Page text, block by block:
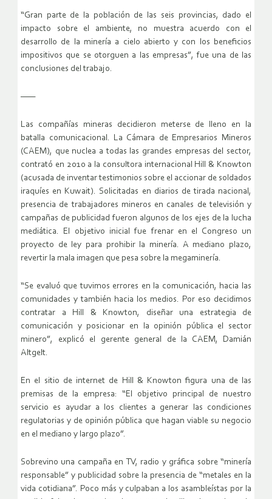
“Gran parte de la población de las seis provincias, dado el
impacto sobre el ambiente, no muestra acuerdo con el
desarrollo de la minería a cielo abierto y con los beneficios
impositivos que se otorguen a las empresas”, fue una de las
conclusiones del trabajo.
——
Las compañías mineras decidieron meterse de lleno en la
batalla comunicacional. La Cámara de Empresarios Mineros
(CAEM), que nuclea a todas las grandes empresas del sector,
contrató en 2010 a la consultora internacional Hill & Knowton
(acusada de inventar testimonios sobre el accionar de soldados
iraquíes en Kuwait). Solicitadas en diarios de tirada nacional,
presencia de trabajadores mineros en canales de televisión y
campañas de publicidad fueron algunos de los ejes de la lucha
mediática. El objetivo inicial fue frenar en el Congreso un
proyecto de ley para prohibir la minería. A mediano plazo,
revertir la mala imagen que pesa sobre la megaminería.
“Se evaluó que tuvimos errores en la comunicación, hacia las
comunidades y también hacia los medios. Por eso decidimos
contratar a Hill & Knowton, diseñar una estrategia de
comunicación y posicionar en la opinión pública el sector
minero”, explicó el gerente general de la CAEM, Damián
Altgelt.
En el sitio de internet de Hill & Knowton figura una de las
premisas de la empresa: “El objetivo principal de nuestro
servicio es ayudar a los clientes a generar las condiciones
regulatorias y de opinión pública que hagan viable su negocio
en el mediano y largo plazo”.
Sobrevino una campaña en TV, radio y gráfica sobre “minería
responsable” y publicidad sobre la presencia de “metales en la
vida cotidiana”. Poco más y culpaban a los asambleístas por la